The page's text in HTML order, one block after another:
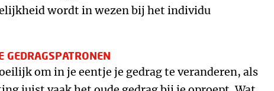
wordt in wezen bij het individu
GEDRAGSPATRONEN
om in je eentje je gedrag te veranderen, als